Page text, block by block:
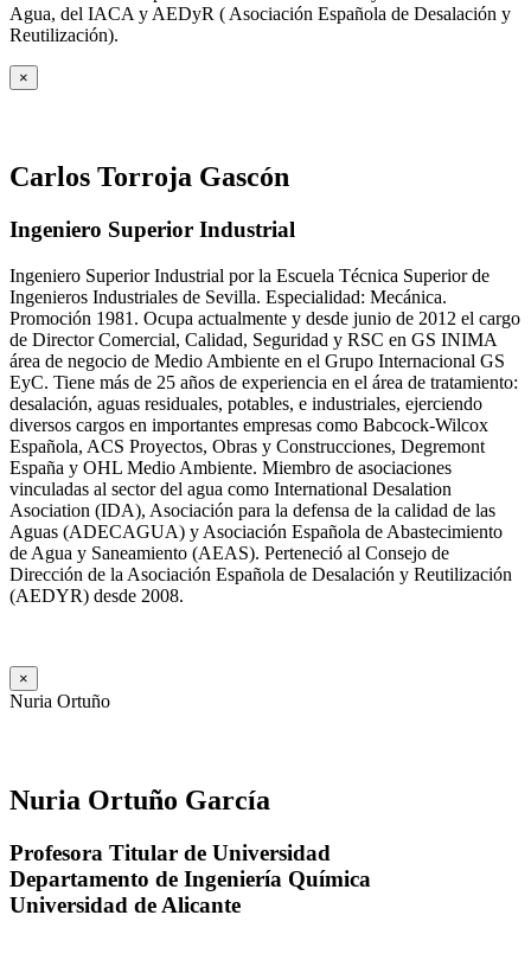
Agua, del IACA y AEDyR ( Asociación Española de Desalación y
Reutilización).
×
Carlos Torroja Gascón
Ingeniero Superior Industrial
Ingeniero Superior Industrial por la Escuela Técnica Superior de
Ingenieros Industriales de Sevilla. Especialidad: Mecánica.
Promoción 1981. Ocupa actualmente y desde junio de 2012 el cargo
de Director Comercial, Calidad, Seguridad y RSC en GS INIMA
área de negocio de Medio Ambiente en el Grupo Internacional GS
EyC. Tiene más de 25 años de experiencia en el área de tratamiento:
desalación, aguas residuales, potables, e industriales, ejerciendo
diversos cargos en importantes empresas como Babcock-Wilcox
Española, ACS Proyectos, Obras y Construcciones, Degremont
España y OHL Medio Ambiente. Miembro de asociaciones
vinculadas al sector del agua como International Desalation
Asociation (IDA), Asociación para la defensa de la calidad de las
Aguas (ADECAGUA) y Asociación Española de Abastecimiento
de Agua y Saneamiento (AEAS). Perteneció al Consejo de
Dirección de la Asociación Española de Desalación y Reutilización
(AEDYR) desde 2008.
×
Nuria Ortuño
Nuria Ortuño García
Profesora Titular de Universidad
Departamento de Ingeniería Química
Universidad de Alicante